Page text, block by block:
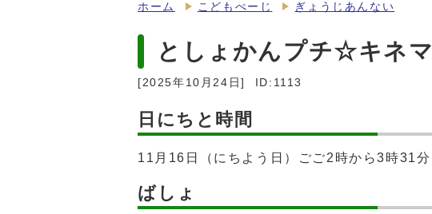
ホーム こどもぺーじ ぎょうじあんない
としょかんプチ☆キネマ
[2025年10月24日] ID:1113
日にちと時間
11月16日（にちよう日）ごご2時から3時31分
ばしょ